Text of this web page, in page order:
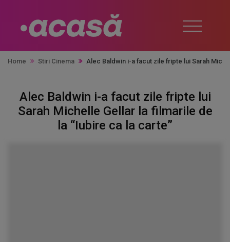
Home Stiri Cinema Alec Baldwin i-a facut zile fripte lui Sarah
Alec Baldwin i-a facut zile fripte lui
Sarah Michelle Gellar la filmarile de
la “Iubire ca la carte”